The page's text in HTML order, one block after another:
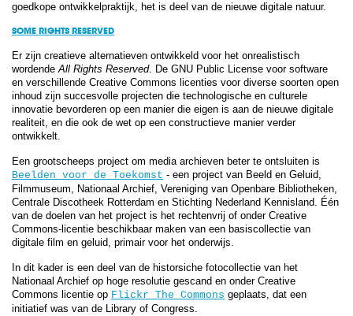
goedkope ontwikkelpraktijk, het is deel van de nieuwe digitale natuur.
SOME RIGHTS RESERVED
Er zijn creatieve alternatieven ontwikkeld voor het onrealistisch
wordendeAll Rights Reserved. De GNU Public License voor software
en verschillende Creative Commons licenties voor diverse soorten open
inhoud zijn succesvolle projecten die technologische en culturele
innovatie bevorderen op een manier die eigen is aan de nieuwe digitale
realiteit, en die ook de wet op een constructieve manier verder
ontwikkelt.
Een grootscheeps project om media archieven beter te ontsluiten is
Beelden voor de Toekomst - een project van Beeld en Geluid,
Filmmuseum, Nationaal Archief, Vereniging van Openbare Bibliotheken,
Centrale Discotheek Rotterdam en Stichting Nederland Kennisland. Één
van de doelen van het project is het rechtenvrij of onder Creative
Commons-licentie beschikbaar maken van een basiscollectie van
digitale film en geluid, primair voor het onderwijs.
In dit kader is een deel van de historsiche fotocollectie van het
Nationaal Archief op hoge resolutie gescand en onder Creative
Commons licentie op Flickr The Commons geplaats, dat een
initiatief was van de Library of Congress.